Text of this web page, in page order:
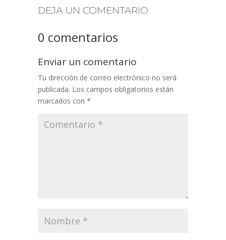
DEJA UN COMENTARIO
0 comentarios
Enviar un comentario
Tu dirección de correo electrónico no será
publicada. Los campos obligatorios están
marcados con *